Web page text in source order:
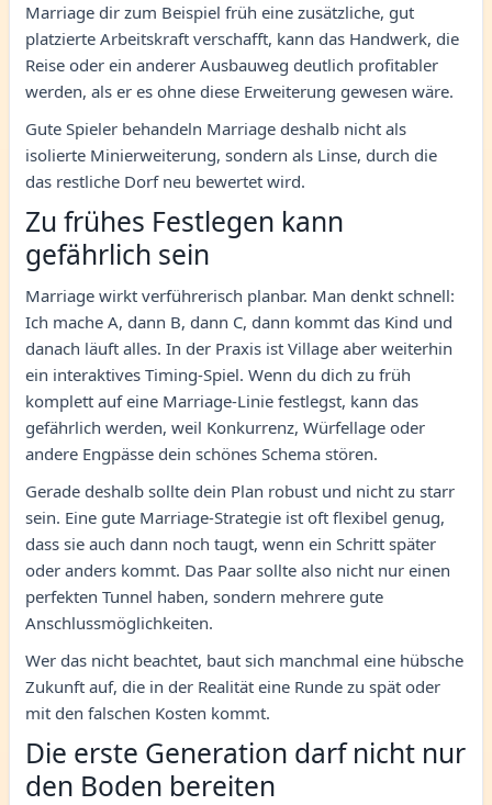
Marriage dir zum Beispiel früh eine zusätzliche, gut
platzierte Arbeitskraft verschafft, kann das Handwerk, die
Reise oder ein anderer Ausbauweg deutlich profitabler
werden, als er es ohne diese Erweiterung gewesen wäre.
Gute Spieler behandeln Marriage deshalb nicht als
isolierte Minierweiterung, sondern als Linse, durch die
das restliche Dorf neu bewertet wird.
Zu frühes Festlegen kann
gefährlich sein
Marriage wirkt verführerisch planbar. Man denkt schnell:
Ich mache A, dann B, dann C, dann kommt das Kind und
danach läuft alles. In der Praxis ist Village aber weiterhin
ein interaktives Timing-Spiel. Wenn du dich zu früh
komplett auf eine Marriage-Linie festlegst, kann das
gefährlich werden, weil Konkurrenz, Würfellage oder
andere Engpässe dein schönes Schema stören.
Gerade deshalb sollte dein Plan robust und nicht zu starr
sein. Eine gute Marriage-Strategie ist oft flexibel genug,
dass sie auch dann noch taugt, wenn ein Schritt später
oder anders kommt. Das Paar sollte also nicht nur einen
perfekten Tunnel haben, sondern mehrere gute
Anschlussmöglichkeiten.
Wer das nicht beachtet, baut sich manchmal eine hübsche
Zukunft auf, die in der Realität eine Runde zu spät oder
mit den falschen Kosten kommt.
Die erste Generation darf nicht nur
den Boden bereiten